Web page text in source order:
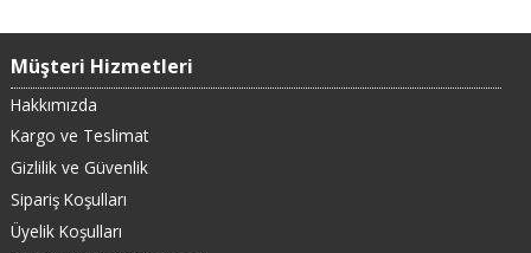
Müşteri Hizmetleri
Hakkımızda
Kargo ve Teslimat
Gizlilik ve Güvenlik
Sipariş Koşulları
Üyelik Koşulları